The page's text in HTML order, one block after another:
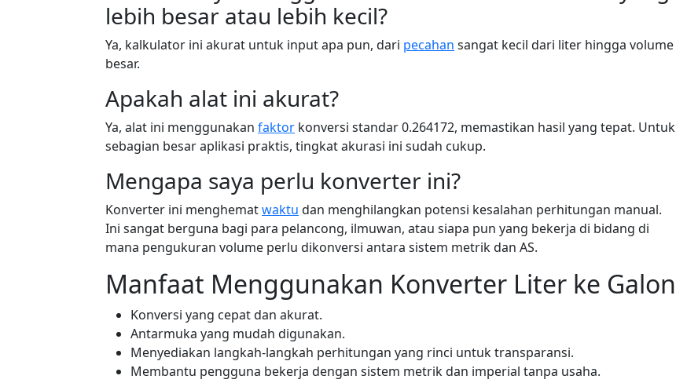
lebih besar atau lebih kecil?
Ya, kalkulator ini akurat untuk input apa pun, dari pecahan sangat kecil dari liter hingga volume
besar.
Apakah alat ini akurat?
Ya, alat ini menggunakan faktor konversi standar 0.264172, memastikan hasil yang tepat. Untuk
sebagian besar aplikasi praktis, tingkat akurasi ini sudah cukup.
Mengapa saya perlu konverter ini?
Konverter ini menghematwaktu dan menghilangkan potensi kesalahan perhitungan manual.
Ini sangat berguna bagi para pelancong, ilmuwan, atau siapa pun yang bekerja di bidang di
mana pengukuran volume perlu dikonversi antara sistem metrik dan AS.
Manfaat Menggunakan Konverter Liter ke Galon
Konversi yang cepat dan akurat.
Antarmuka yang mudah digunakan.
Menyediakan langkah-langkah perhitungan yang rinci untuk transparansi.
Membantu pengguna bekerja dengan sistem metrik dan imperial tanpa usaha.